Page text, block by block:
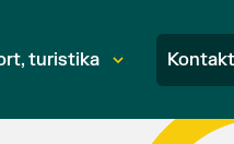
turistika